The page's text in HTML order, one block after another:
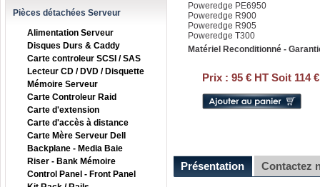
Pièces détachées Serveur
Alimentation Serveur
Disques Durs & Caddy
Carte controleur SCSI / SAS
Lecteur CD / DVD / Disquette
Mémoire Serveur
Carte Controleur Raid
Carte d'extension
Carte d'accès à distance
Carte Mère Serveur Dell
Backplane - Media Baie
Riser - Bank Mémoire
Control Panel - Front Panel
Poweredge PE6950
Poweredge R900
Poweredge R905
Poweredge T300
Matériel Reconditionné -
Prix : 95 € HT Soit 114
Présentation Contactez